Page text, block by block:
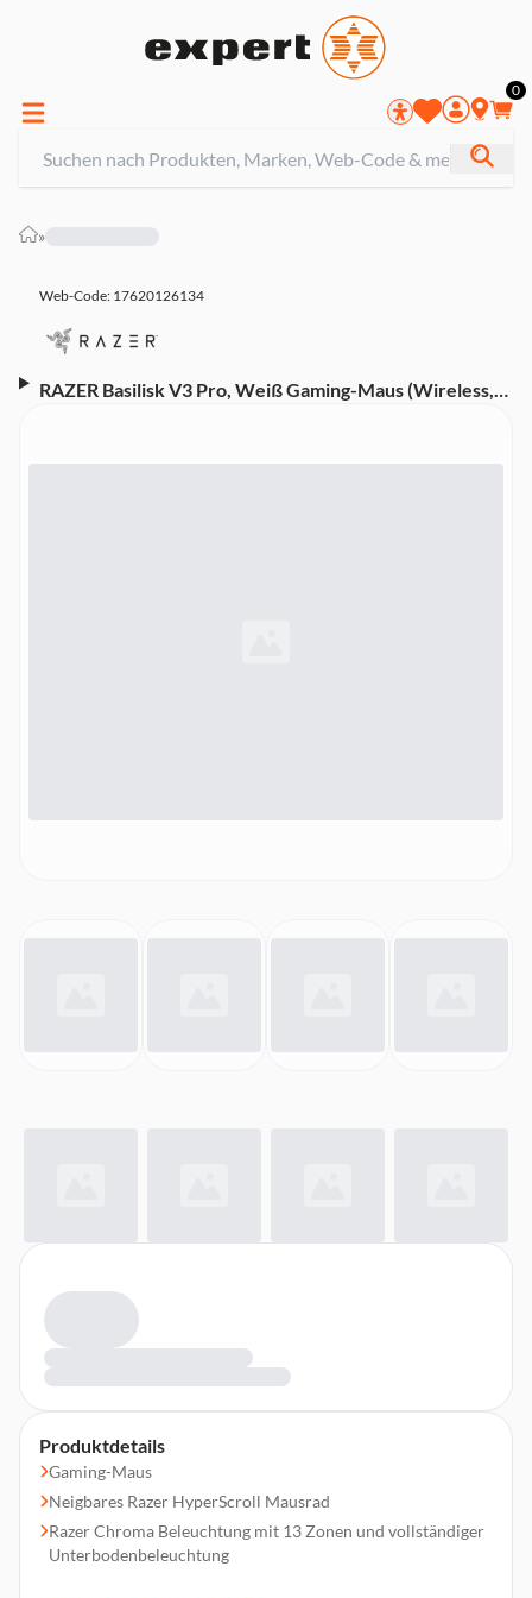
0
»
Web-Code: 17620126134
RAZER Basilisk V3 Pro, Weiß Gaming-Maus (Wireless,
Produktdetails
Gaming-Maus
Neigbares Razer HyperScroll Mausrad
Razer Chroma Beleuchtung mit 13 Zonen und vollständiger
Unterbodenbeleuchtung